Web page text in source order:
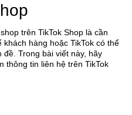
trên TikTok Shop là cần
hàng hoặc TikTok có thể
Trong bài viết này, hãy
thông tin liên hệ trên TikTok